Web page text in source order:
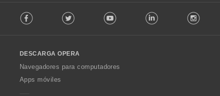
o
w
O
p
Facebook Twitter Youtube LinkedIn
DESCARGA OPERA
Navegadores para computadores
Apps móviles